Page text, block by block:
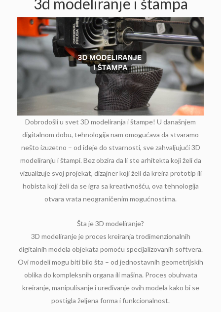
3d modeliranje i štampa
Dobrodošli u svet 3D modeliranja i štampe! U današnjem
digitalnom dobu, tehnologija nam omogućava da stvaramo
nešto izuzetno – od ideje do stvarnosti, sve zahvaljujući 3D
modeliranju i štampi. Bez obzira da li ste arhitekta koji želi da
vizualizuje svoj projekat, dizajner koji želi da kreira prototip ili
hobista koji želi da se igra sa kreativnošću, ova tehnologija
otvara vrata neograničenim mogućnostima.
Šta je 3D modeliranje?
3D modeliranje je proces kreiranja trodimenzionalnih
digitalnih modela objekata pomoću specijalizovanih softvera.
Ovi modeli mogu biti bilo šta – od jednostavnih geometrijskih
oblika do kompleksnih organa ili mašina. Proces obuhvata
kreiranje, manipulisanje i uređivanje ovih modela kako bi se
postigla željena forma i funkcionalnost.